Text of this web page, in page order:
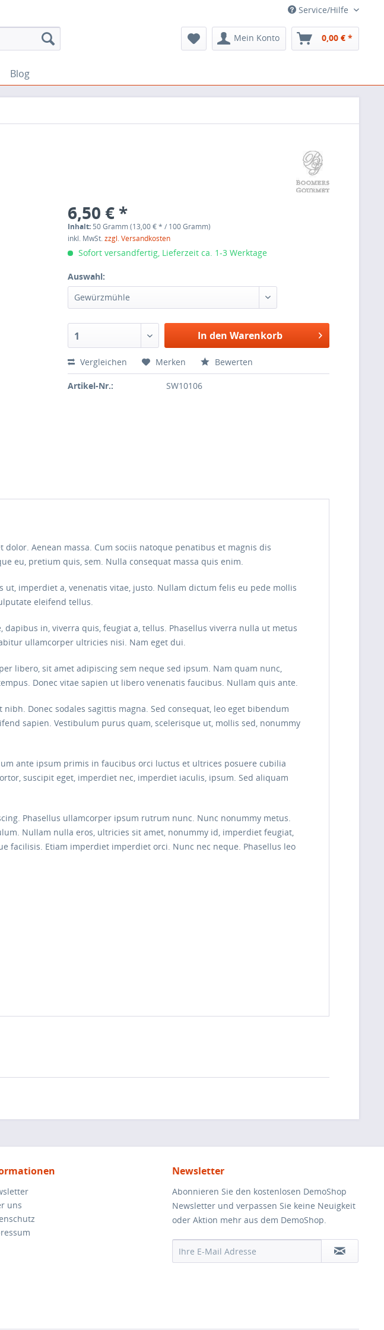
Service/Hilfe
Mein Konto 0,00 € *
Blog
6,50 € *
Inhalt: 50 Gramm (13,00 € * / 100 Gramm)
inkl. MwSt.zzgl. Versandkosten
Sofort versandfertig, Lieferzeit ca. 1-3 Werktage
Auswahl:
Gewürzmühle
1 In den Warenkorb
Vergleichen Merken Bewerten
Artikel-Nr.: SW10106
Aenean massa. Cum sociis natoque penatibus et magnis dis
eu, pretium quis, sem. Nulla consequat massa quis enim.
imperdiet a, venenatis vitae, justo. Nullam dictum felis eu pede mollis
eleifend tellus.
in, viverra quis, feugiat a, tellus. Phasellus viverra nulla ut metus
ullamcorper ultricies nisi. Nam eget dui.
libero, sit amet adipiscing sem neque sed ipsum. Nam quam nunc,
Donec vitae sapien ut libero venenatis faucibus. Nullam quis ante.
Donec sodales sagittis magna. Sed consequat, leo eget bibendum
sapien. Vestibulum purus quam, scelerisque ut, mollis sed, nonummy
ante ipsum primis in faucibus orci luctus et ultrices posuere cubilia
suscipit eget, imperdiet nec, imperdiet iaculis, ipsum. Sed aliquam
Phasellus ullamcorper ipsum rutrum nunc. Nunc nonummy metus.
Nullam nulla eros, ultricies sit amet, nonummy id, imperdiet feugiat,
facilisis. Etiam imperdiet imperdiet orci. Nunc nec neque. Phasellus leo
uns
Newsletter
Abonnieren Sie den kostenlosen DemoShop
Newsletter und verpassen Sie keine Neuigkeit
oder Aktion mehr aus dem DemoShop.